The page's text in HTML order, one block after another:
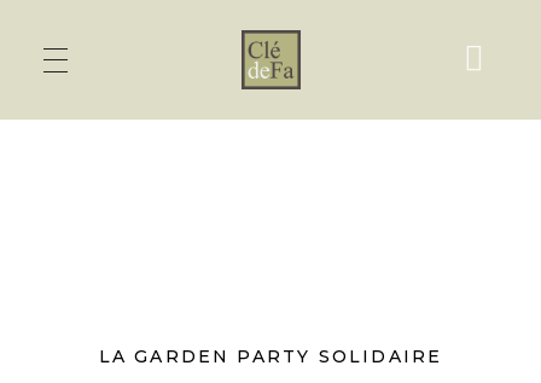
LA GARDEN PARTY SOLIDAIRE